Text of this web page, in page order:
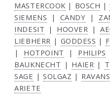
MASTERCOOK | BOSCH |
SIEMENS | CANDY |
INDESIT | HOOVER |
LIEBHERR | GODDESS |
| HOTPOINT | PHILIPS
BAUKNECHT | HAIER |
SAGE |SOLGAZ |
ARIETE